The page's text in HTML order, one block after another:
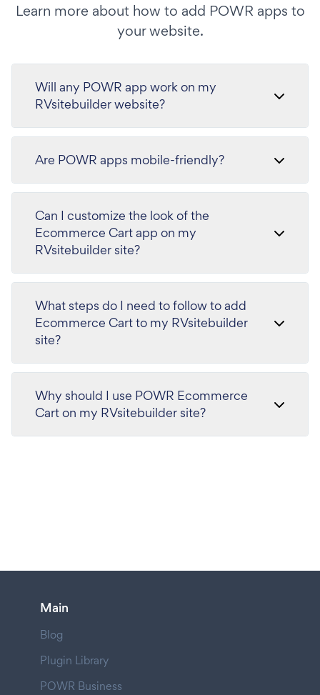
Learn more about how to add POWR apps to
your website.
Will any POWR app work on my
RVsitebuilder website?
Are POWR apps mobile-friendly?
Can I customize the look of the
Ecommerce Cart app on my
RVsitebuilder site?
What steps do I need to follow to add
Ecommerce Cart to my RVsitebuilder
site?
Why should I use POWR Ecommerce
Cart on my RVsitebuilder site?
Main
Blog
Plugin Library
POWR Business